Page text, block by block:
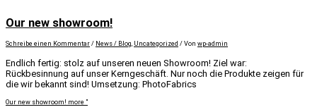
Our new showroom!
Schreibe einen Kommentar / News / Blog, Uncategorized / Von wp-admin
Endlich fertig: stolz auf unseren neuen Showroom! Ziel war:
Rückbesinnung auf unser Kerngeschäft. Nur noch die Produkte zeigen für
die wir bekannt sind! Umsetzung: PhotoFabrics
Our new showroom! more "